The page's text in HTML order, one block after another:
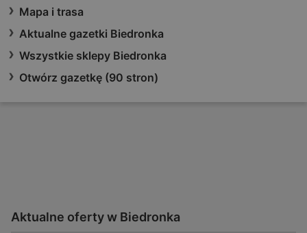
Mapa i trasa
Aktualne gazetki Biedronka
Wszystkie sklepy Biedronka
Otwórz gazetkę (90 stron)
Aktualne oferty w Biedronka